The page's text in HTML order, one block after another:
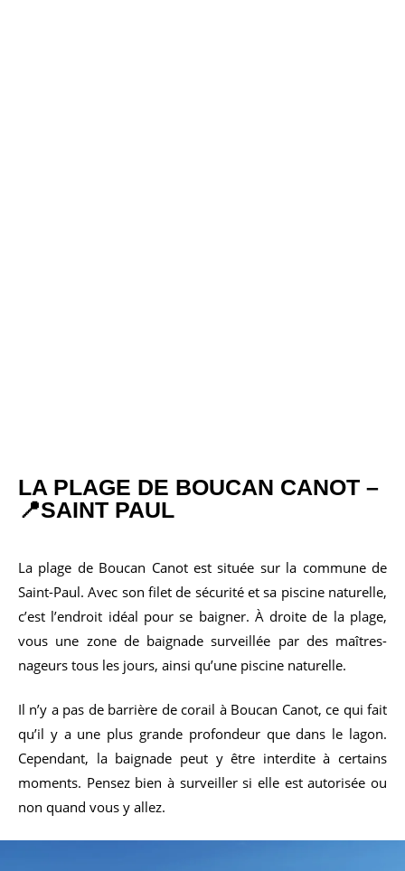
LA PLAGE DE BOUCAN CANOT –
📍SAINT PAUL
La plage de Boucan Canot est située sur la commune de
Saint-Paul. Avec son filet de sécurité et sa piscine naturelle,
c’est l’endroit idéal pour se baigner. À droite de la plage,
vous une zone de baignade surveillée par des maîtres-
nageurs tous les jours, ainsi qu’une piscine naturelle.
Il n’y a pas de barrière de corail à Boucan Canot, ce qui fait
qu’il y a une plus grande profondeur que dans le lagon.
Cependant, la baignade peut y être interdite à certains
moments. Pensez bien à surveiller si elle est autorisée ou
non quand vous y allez.